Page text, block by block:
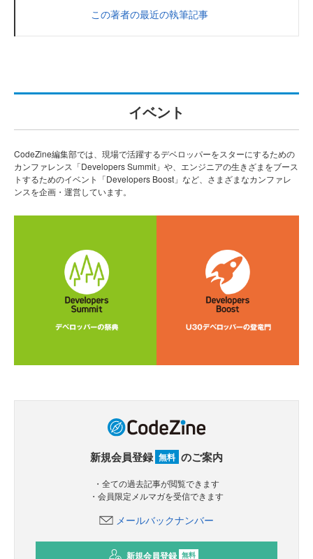
この著者の最近の執筆記事
イベント
CodeZine編集部では、現場で活躍するデベロッパーをスターにするための
カンファレンス「Developers Summit」や、エンジニアの生きざまをブース
トするためのイベント「Developers Boost」など、さまざまなカンファレ
ンスを企画・運営しています。
新規会員登録 無料 のご案内
・全ての過去記事が閲覧できます
・会員限定メルマガを受信できます
メールバックナンバー
新規会員登録 無料